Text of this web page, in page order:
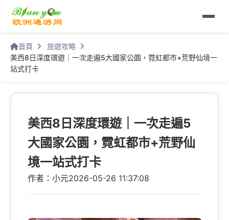
首頁
旅遊攻略
美西8日深度環遊｜一次走遍5大國家公園，霓虹都市+荒野仙境一
站式打卡
美西8日深度環遊｜一次走遍5
大國家公園，霓虹都市+荒野仙
境一站式打卡
作者：小元2026-05-26 11:37:08